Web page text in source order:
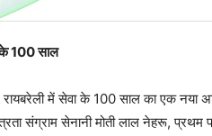
के 100 साल
में सेवा के 100 साल का एक नया
संग्राम सेनानी मोती लाल नेहरू, प्रथम